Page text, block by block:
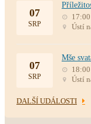
07
SRP
Ústí
07
SRP
Mše
Ústí
DALŠÍ UDÁLOSTI